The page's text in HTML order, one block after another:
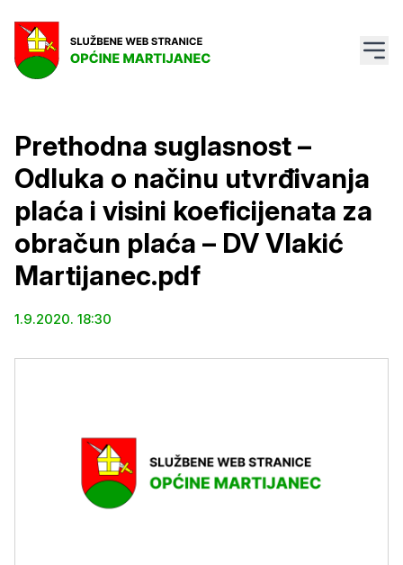
Prethodna suglasnost –
Odluka o načinu utvrđivanja
plaća i visini koeficijenata za
obračun plaća – DV Vlakić
Martijanec.pdf
1.9.2020. 18:30